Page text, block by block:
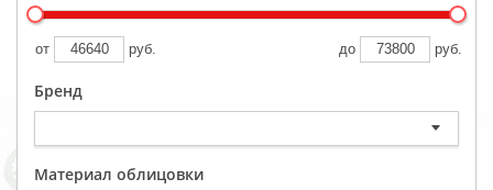
от руб. до руб.
Бренд
Материал облицовки